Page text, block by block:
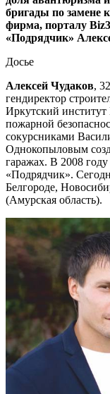
бригады по замене
фирма, порталу
«Подрядчик»
Досье
Алексей Чудаков,
гендиректор
Иркутский
пожарной
сокурсниками
Однокопыловым
гаражах. В 2008
«Подрядчик».
Белгороде,
(Амурская область).